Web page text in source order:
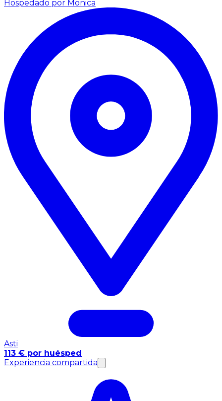
Hospedado por Monica
Asti
113 € por huésped
Experiencia compartida